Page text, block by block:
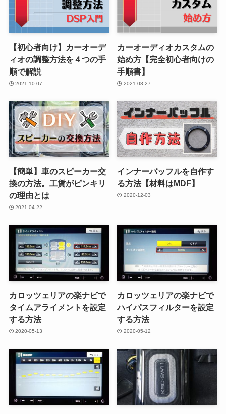
【初心者向け】カーオーデ
ィオの調整方法を４つの手
順で解説
2021-10-07
カーオーディオカスタムの
始め方【完全初心者向けの
手順書】
2021-08-27
【簡単】車のスピーカー交
換の方法。工賃がピンキリ
の理由とは
2021-04-22
インナーバッフルを自作す
る方法【材料はMDF】
2020-12-03
カロッツェリアの楽ナビで
タイムアライメントを設定
する方法
2020-05-13
カロッツェリアの楽ナビで
ハイパスフィルターを設定
する方法
2020-05-12